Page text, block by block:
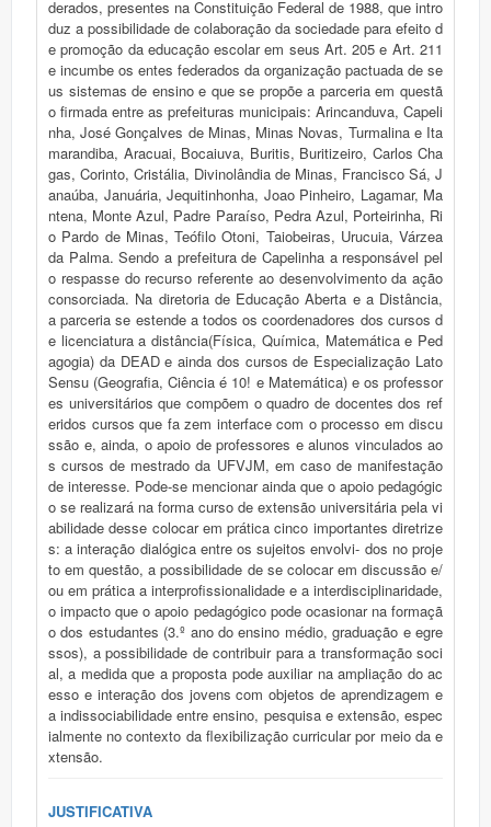
derados, presentes na Constituição Federal de 1988, que intro
duz a possibilidade de colaboração da sociedade para efeito d
e promoção da educação escolar em seus Art. 205 e Art. 211
e incumbe os entes federados da organização pactuada de se
us sistemas de ensino e que se propõe a parceria em questã
o firmada entre as prefeituras municipais: Arincanduva, Capeli
nha, José Gonçalves de Minas, Minas Novas, Turmalina e Ita
marandiba, Aracuai, Bocaiuva, Buritis, Buritizeiro, Carlos Cha
gas, Corinto, Cristália, Divinolândia de Minas, Francisco Sá, J
anaúba, Januária, Jequitinhonha, Joao Pinheiro, Lagamar, Ma
ntena, Monte Azul, Padre Paraíso, Pedra Azul, Porteirinha, Ri
o Pardo de Minas, Teófilo Otoni, Taiobeiras, Urucuia, Várzea
da Palma. Sendo a prefeitura de Capelinha a responsável pel
o respasse do recurso referente ao desenvolvimento da ação
consorciada. Na diretoria de Educação Aberta e a Distância,
a parceria se estende a todos os coordenadores dos cursos d
e licenciatura a distância(Física, Química, Matemática e Ped
agogia) da DEAD e ainda dos cursos de Especialização Lato
Sensu (Geografia, Ciência é 10! e Matemática) e os professor
es universitários que compõem o quadro de docentes dos ref
eridos cursos que fa zem interface com o processo em discu
ssão e, ainda, o apoio de professores e alunos vinculados ao
s cursos de mestrado da UFVJM, em caso de manifestação
de interesse. Pode-se mencionar ainda que o apoio pedagógic
o se realizará na forma curso de extensão universitária pela vi
abilidade desse colocar em prática cinco importantes diretrize
s: a interação dialógica entre os sujeitos envolvi- dos no proje
to em questão, a possibilidade de se colocar em discussão e/
ou em prática a interprofissionalidade e a interdisciplinaridade,
o impacto que o apoio pedagógico pode ocasionar na formaçã
o dos estudantes (3.º ano do ensino médio, graduação e egre
ssos), a possibilidade de contribuir para a transformação soci
al, a medida que a proposta pode auxiliar na ampliação do ac
esso e interação dos jovens com objetos de aprendizagem e
a indissociabilidade entre ensino, pesquisa e extensão, espec
ialmente no contexto da flexibilização curricular por meio da e
xtensão.
JUSTIFICATIVA